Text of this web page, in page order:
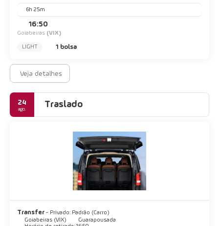
6h 25m
16:50
Goiabeiras (VIX)
LIGHT 1 bolsa
Veja detalhes
24
ago. Traslado
Transfer - Privado: Padrão (Carro)
Goiabeiras (VIX)
Guarapousada